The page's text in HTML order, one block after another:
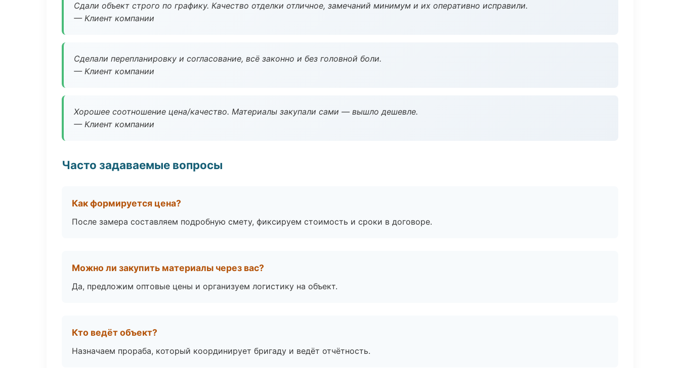
Сдали объект строго по графику. Качество отделки отличное, замечаний минимум и их оперативно исправили.
— Клиент компании
Сделали перепланировку и согласование, всё законно и без головной боли.
— Клиент компании
Хорошее соотношение цена/качество. Материалы закупали сами — вышло дешевле.
— Клиент компании
Часто задаваемые вопросы
Как формируется цена?
После замера составляем подробную смету, фиксируем стоимость и сроки в договоре.
Можно ли закупить материалы через вас?
Да, предложим оптовые цены и организуем логистику на объект.
Кто ведёт объект?
Назначаем прораба, который координирует бригаду и ведёт отчётность.